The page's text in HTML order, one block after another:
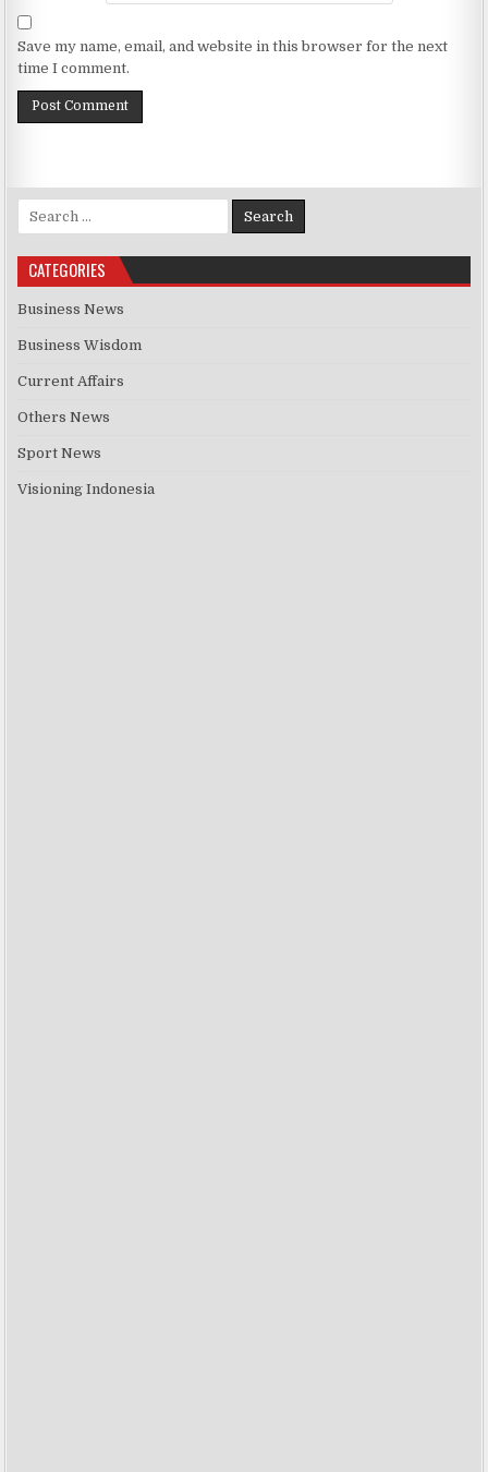
Save my name, email, and website in this browser for the next
time I comment.
Search for:
CATEGORIES
Business News
Business Wisdom
Current Affairs
Others News
Sport News
Visioning Indonesia